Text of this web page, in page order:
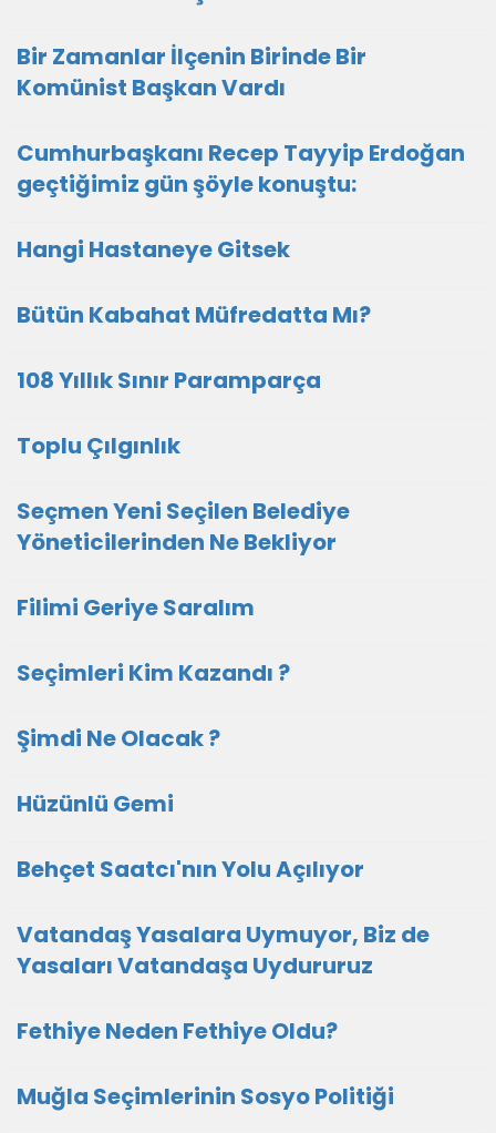
Bir Zamanlar İlçenin Birinde Bir
Komünist Başkan Vardı
Cumhurbaşkanı Recep Tayyip Erdoğan
geçtiğimiz gün şöyle konuştu:
Hangi Hastaneye Gitsek
Bütün Kabahat Müfredatta Mı?
108 Yıllık Sınır Paramparça
Toplu Çılgınlık
Seçmen Yeni Seçilen Belediye
Yöneticilerinden Ne Bekliyor
Filimi Geriye Saralım
Seçimleri Kim Kazandı ?
Şimdi Ne Olacak ?
Hüzünlü Gemi
Behçet Saatcı'nın Yolu Açılıyor
Vatandaş Yasalara Uymuyor, Biz de
Yasaları Vatandaşa Uydururuz
Fethiye Neden Fethiye Oldu?
Muğla Seçimlerinin Sosyo Politiği